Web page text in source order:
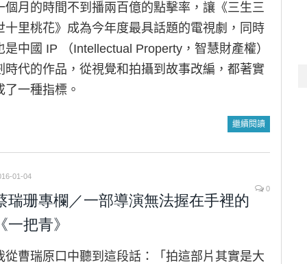
個月的時間不到播兩百億的點擊率，讓《三生三
十里桃花》成為今年度最具話題的電視劇，同時
是中國 IP （Intellectual Property，智慧財產權）
時代的作品，從視覺和拍攝到故事改編，都著實
了一種指標。
繼續閱讀
01-04
0
瑞珊專欄／一部導演無法握在手裡的
一把青》
從曹瑞原口中聽到這段話：「拍這部片其實是大